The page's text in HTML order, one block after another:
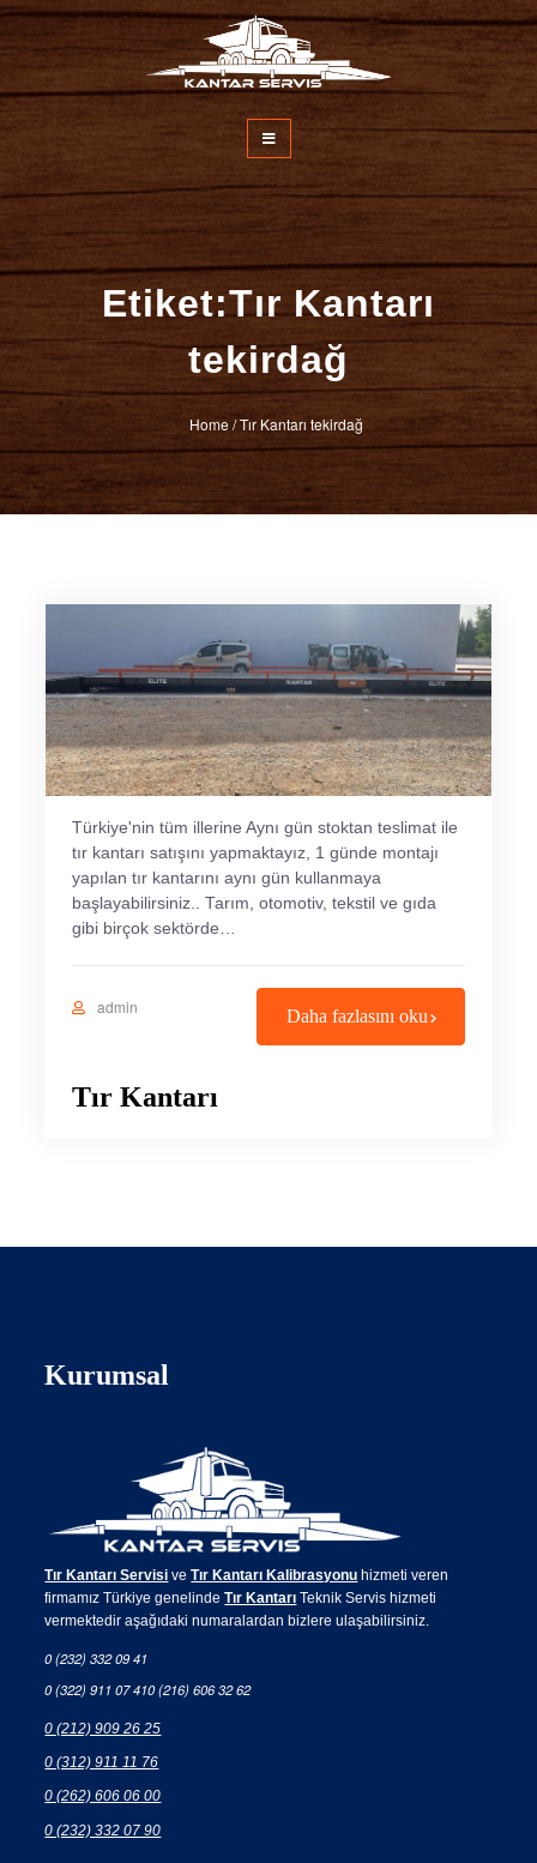
İçeriğe
Kantar Servisi
Etiket:Tır Kantarı
tekirdağ
Home/Tır Kantarı tekirdağ
Türkiye'nin tüm illerine Aynı gün stoktan teslimat ile
tır kantarı satışını yapmaktayız, 1 günde montajı
yapılan tır kantarını aynı gün kullanmaya
başlayabilirsiniz.. Tarım, otomotiv, tekstil ve gıda
gibi birçok sektörde…
admin Daha fazlasını oku
Tır Kantarı
Kurumsal
Tır Kantarı Servisi veTır Kantarı Kalibrasyonu hizmeti veren
firmamız Türkiye genelindeTır Kantarı Teknik Servis hizmeti
vermektedir aşağıdaki numaralardan bizlere ulaşabilirsiniz.
0 (232) 332 09 41
0 (322) 911 07 410 (216) 606 32 62
0 (212) 909 26 25
0 (312) 911 11 76
0 (262) 606 06 00
0 (232) 332 07 90